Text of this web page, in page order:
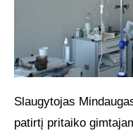
Slaugytojas
patirtį pritaiko